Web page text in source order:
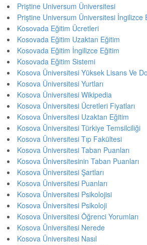
Priştine Universum Üniversitesi
Priştine Universum Üniversitesi İngilizce
Kosovada Eğitim Ücretleri
Kosovada Eğitim Uzaktan Eğitim
Kosovada Eğitim İngilizce Eğitim
Kosovada Eğitim Sistemi
Kosova Üniversitesi Yüksek Lisans Ve
Kosova Üniversitesi Yurtları
Kosova Üniversitesi Wikipedia
Kosova Üniversitesi Ücretleri Fiyatları
Kosova Üniversitesi Uzaktan Eğitim
Kosova Üniversitesi Türkiye Temsilciliği
Kosova Üniversitesi Tıp Fakültesi
Kosova Üniversitesi Taban Puanları
Kosova Üniversitesinin Taban Puanları
Kosova Üniversitesi Şartları
Kosova Üniversitesi Puanları
Kosova Üniversitesi Psikolojisi
Kosova Üniversitesi Psikoloji
Kosova Üniversitesi Öğrenci Yorumları
Kosova Üniversitesi Nerede
Kosova Üniversitesi Nasıl